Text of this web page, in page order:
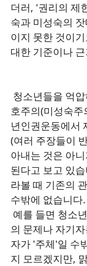
더러, '권리의 제
숙과 미성숙의
이지 못한 것이
대한 기준이나
청소년들을 억
호주의(미성숙
년인권운동에서
(여러 주장들이
아내는 것은 아
된다고 보고 있
라볼 때 기존의
수밖에 없습니다.
예를 들면 청소
의 문제나 자기
자가 '주체'일 수
지 모르겠지만,